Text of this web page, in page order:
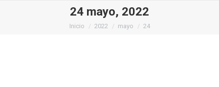
24 mayo, 2022
Estás aquí:
Inicio 2022 mayo 24